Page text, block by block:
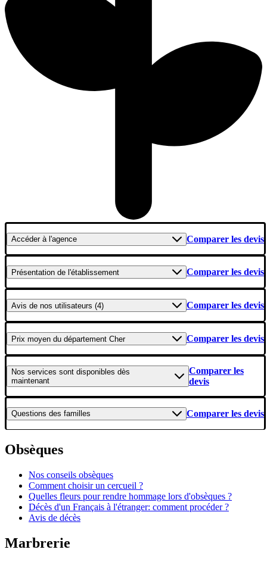
Accéderà l'agence Comparer les devis
Présentation de l'établissement Comparer les devis
Avis de nos utilisateurs (4) Comparer les devis
Prix moyen du département Cher Comparer les devis
Nos services sont disponibles dès
maintenant
Comparer les
devis
Questions des familles Comparer les devis
Obsèques
Nos conseils obsèques
Comment choisir un cercueil ?
Quelles fleurs pour rendre hommage lors d'obsèques ?
Décès d'un Français à l'étranger: comment procéder ?
Avis de décès
Marbrerie